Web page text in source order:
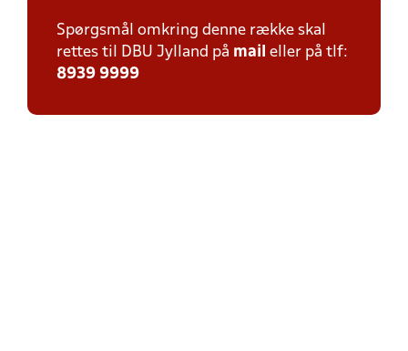
Spørgsmål omkring denne række skal
rettes til DBU Jylland på mail eller på tlf:
8939 9999